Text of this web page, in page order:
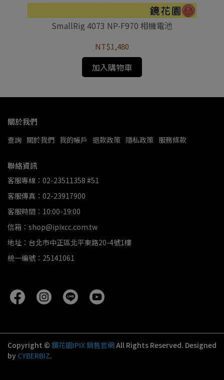
SmallRig 4073 NP-F970 相機電池
NT$1,480
加入購物車
關於我們
查詢 關於我們 我的帳戶 退款政策 隱私政策 服務條款
聯絡資訊
客服專線：02-23511358 #51
客服傳真：02-23917900
客服時間：10:00-19:00
信箱：shop@ipixcc.com.tw
地址：台北市中正區北平東路20-4號1樓
統一編號：25141061
Copyright © 鏡花園IPIX 銷售官網All Rights Reserved. Designed
by CYBERBIZ.